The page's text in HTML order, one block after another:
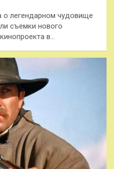
о легендарном чудовище
съемки нового
в…